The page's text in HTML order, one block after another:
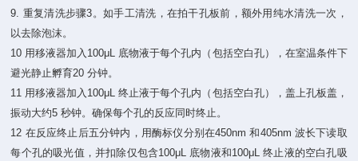
9. 重复清洗步骤3。如手工清洗，在拍干孔板前，额外用纯水清洗一次，
以去除泡沫。
10 用移液器加入100μL 底物液于每个孔内（包括空白孔），在室温条件下
避光静止孵育20 分钟。
11 用移液器加入100μL 终止液于每个孔内（包括空白孔），盖上孔板盖，
振动大约5 秒钟。确保每个孔的反应同时终止。
12 在反应终止后五分钟内，用酶标仪分别在450nm 和405nm 波长下读取
每个孔的吸光值，并扣除仅包含100μL 底物液和100μL 终止液的空白孔吸